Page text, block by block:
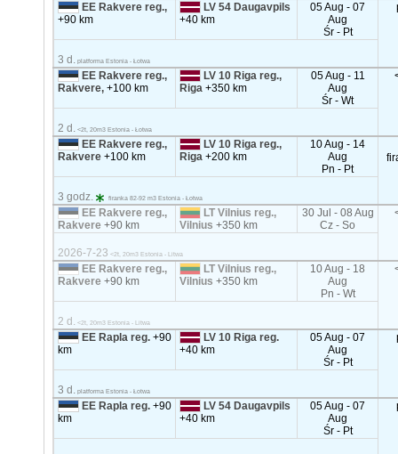
EE Rakvere reg.,
+90 km
LV 54 Daugavpils
+40 km
05 Aug - 07
Aug
Śr - Pt
3 d. platforma Estonia - Łotwa
EE Rakvere reg.,
Rakvere,+100 km
LV 10 Riga reg.,
Riga+350 km
05 Aug - 11
Aug
Śr - Wt
2 d. <2t, 20m3 Estonia - Łotwa
EE Rakvere reg.,
Rakvere+100 km
LV 10 Riga reg.,
Riga+200 km
10 Aug - 14
Aug
Pn - Pt
3 godz. firanka 82-92 m3 Estonia - Łotwa
EE Rakvere reg.,
Rakvere+90 km
LT Vilnius reg.,
Vilnius+350 km
30 Jul - 08 Aug
Cz - So
2026-7-23 <2t, 20m3 Estonia - Litwa
EE Rakvere reg.,
Rakvere+90 km
LT Vilnius reg.,
Vilnius+350 km
10 Aug - 18
Aug
Pn - Wt
2 d. <2t, 20m3 Estonia - Litwa
EE Rapla reg.+90
km
LV 10 Riga reg.
+40 km
05 Aug - 07
Aug
Śr - Pt
3 d. platforma Estonia - Łotwa
EE Rapla reg.+90
km
LV 54 Daugavpils
+40 km
05 Aug - 07
Aug
Śr - Pt